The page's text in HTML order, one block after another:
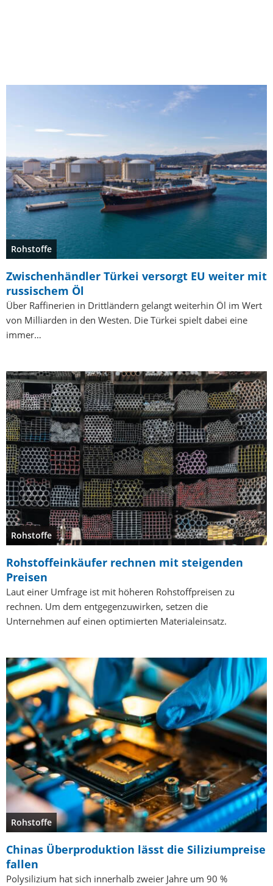
Rohstoffe
Zwischenhändler Türkei versorgt EU weiter mit
russischem Öl
Über Raffinerien in Drittländern gelangt weiterhin Öl im Wert
von Milliarden in den Westen. Die Türkei spielt dabei eine
immer…
Rohstoffe
Rohstoffeinkäufer rechnen mit steigenden
Preisen
Laut einer Umfrage ist mit höheren Rohstoffpreisen zu
rechnen. Um dem entgegenzuwirken, setzen die
Unternehmen auf einen optimierten Materialeinsatz.
Rohstoffe
Chinas Überproduktion lässt die Siliziumpreise
fallen
Polysilizium hat sich innerhalb zweier Jahre um 90 %